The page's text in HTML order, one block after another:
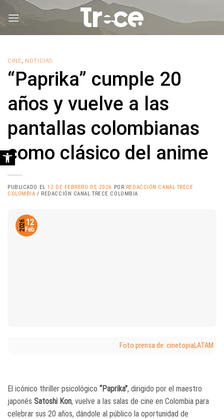
CINE, NOTICIAS
“Paprika” cumple 20
años y vuelve a las
pantallas colombianas
como clásico del anime
PUBLICADO EL 12 DE FEBRERO DE 2026 POR REDACCIÓN CANAL TRECE
COLOMBIA / REDACCIÓN CANAL TRECE COLOMBIA
Foto prensa de: cinetopiaLATAM
12
Feb
2026
El icónico thriller psicológico “Paprika”, dirigido por el maestro
japonés Satoshi Kon, vuelve a las salas de cine en Colombia para
celebrar sus 20 años, dándole al público la oportunidad de
Abrir barra de herramientas